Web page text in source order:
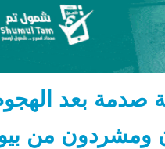
بعد الهجوم
ومشردون من